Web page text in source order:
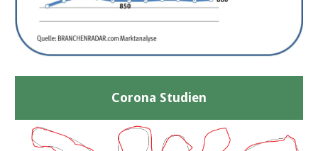
Corona Studien